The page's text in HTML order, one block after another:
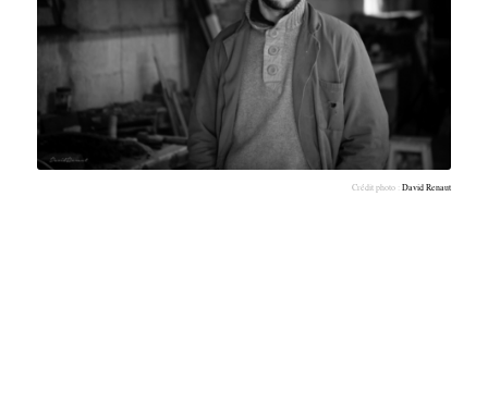
Crédit photo : David Renaut